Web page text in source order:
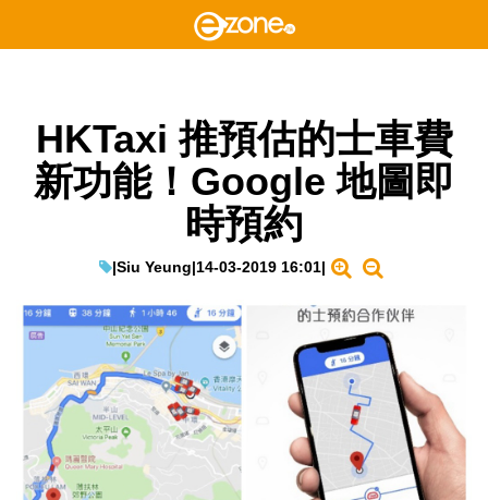
HKTaxi 推預估的士車費
新功能！Google 地圖即
時預約
|Siu Yeung|14-03-2019 16:01|